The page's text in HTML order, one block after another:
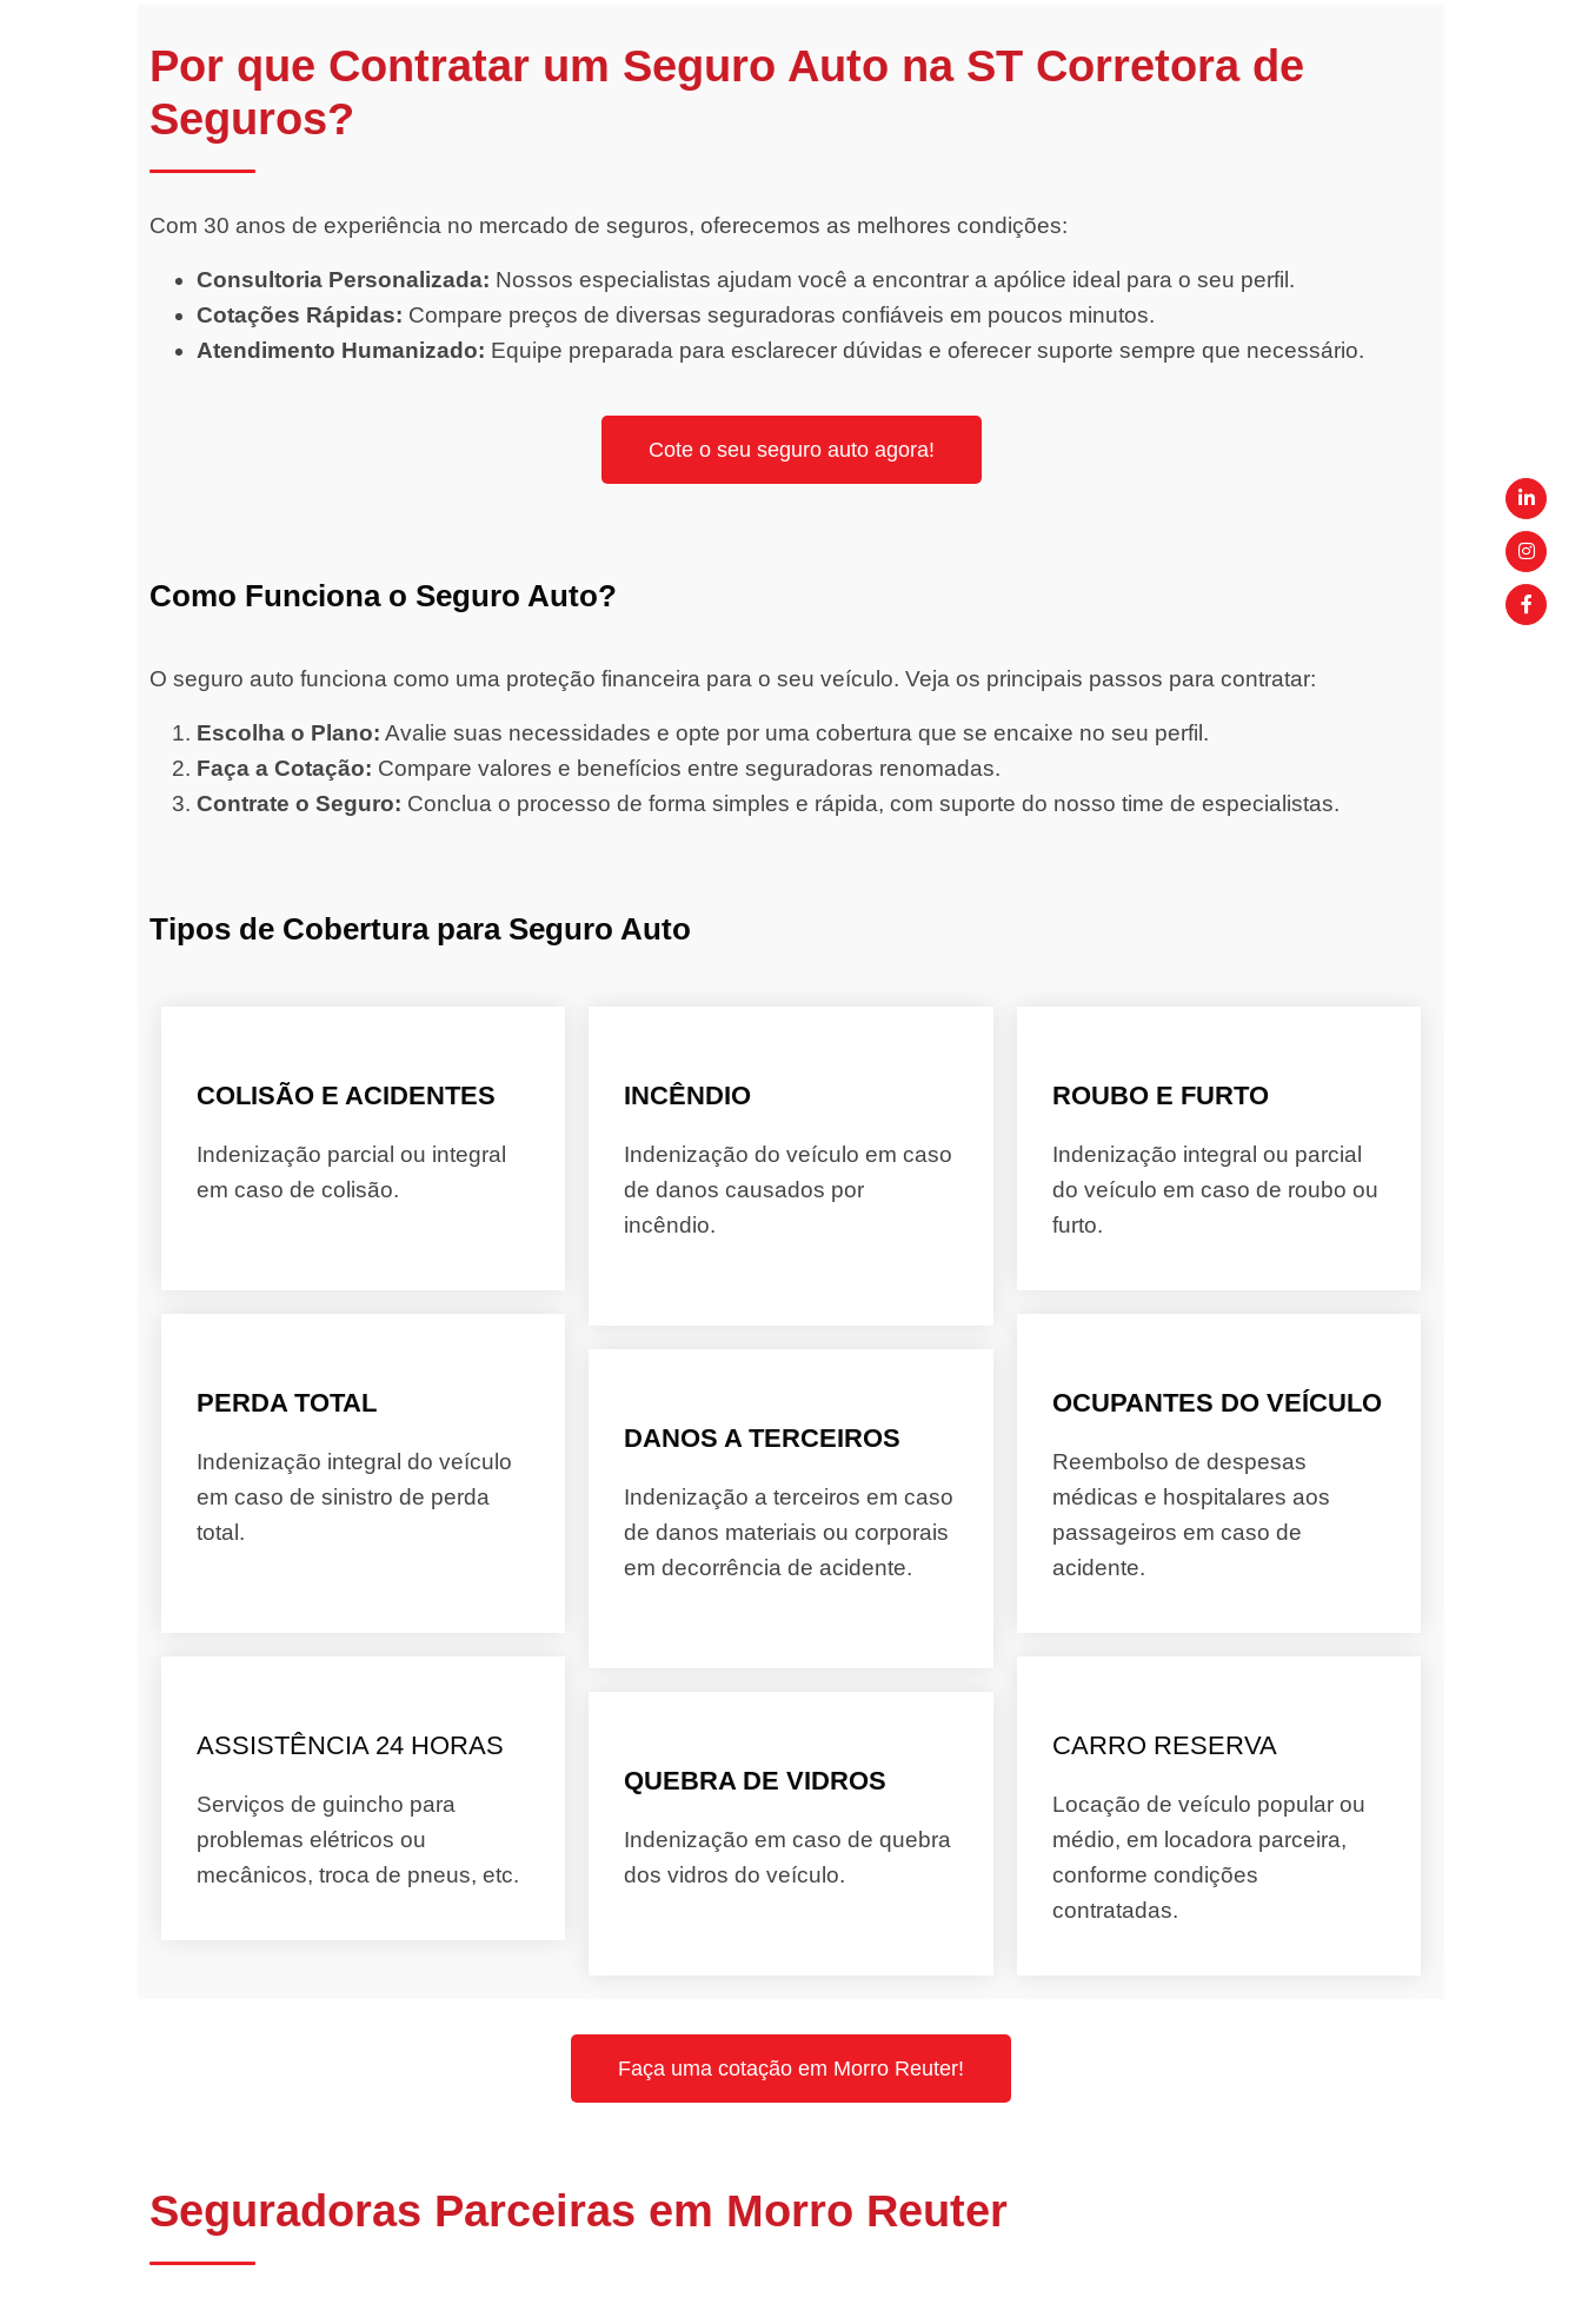
Por que Contratar um Seguro Auto na ST Corretora de
Seguros?
Com 30 anos de experiência no mercado de seguros, oferecemos as melhores condições:
Consultoria Personalizada: Nossos especialistas ajudam você a encontrar a apólice ideal para o seu perfil.
Cotações Rápidas: Compare preços de diversas seguradoras confiáveis em poucos minutos.
Atendimento Humanizado: Equipe preparada para esclarecer dúvidas e oferecer suporte sempre que necessário.
Cote o seu seguro auto agora!
Como Funciona o Seguro Auto?
O seguro auto funciona como uma proteção financeira para o seu veículo. Veja os principais passos para contratar:
Escolha o Plano: Avalie suas necessidades e opte por uma cobertura que se encaixe no seu perfil.
Faça a Cotação: Compare valores e benefícios entre seguradoras renomadas.
Contrate o Seguro: Conclua o processo de forma simples e rápida, com suporte do nosso time de especialistas.
Tipos de Cobertura para Seguro Auto
COLISÃO E ACIDENTES
Indenização parcial ou integral
em caso de colisão.
PERDA TOTAL
Indenização integral do veículo
em caso de sinistro de perda
total.
ASSISTÊNCIA 24 HORAS
Serviços de guincho para
problemas elétricos ou
mecânicos, troca de pneus, etc.
INCÊNDIO
Indenização do veículo em caso
de danos causados por
incêndio.
DANOS A TERCEIROS
Indenização a terceiros em caso
de danos materiais ou corporais
em decorrência de acidente.
QUEBRA DE VIDROS
Indenização em caso de quebra
dos vidros do veículo.
ROUBO E FURTO
Indenização integral ou parcial
do veículo em caso de roubo ou
furto.
OCUPANTES DO VEÍCULO
Reembolso de despesas
médicas e hospitalares aos
passageiros em caso de
acidente.
CARRO RESERVA
Locação de veículo popular ou
médio, em locadora parceira,
conforme condições
contratadas.
Faça uma cotação em Morro Reuter!
Seguradoras Parceiras em Morro Reuter